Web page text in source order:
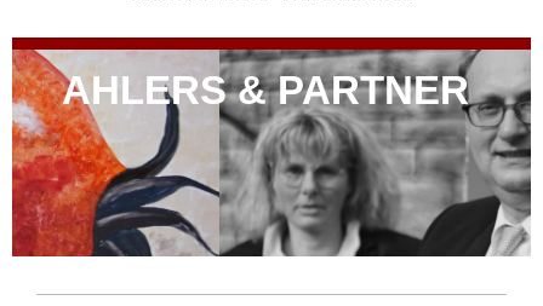
AHLERS & PARTNER